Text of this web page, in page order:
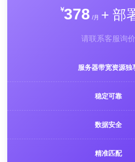
378
￥
/月 + 部
请联系客服询价
服务器带宽资源独
稳定可靠
数据安全
精准匹配